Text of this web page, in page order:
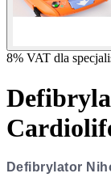
8% VAT dla
Defibrylator